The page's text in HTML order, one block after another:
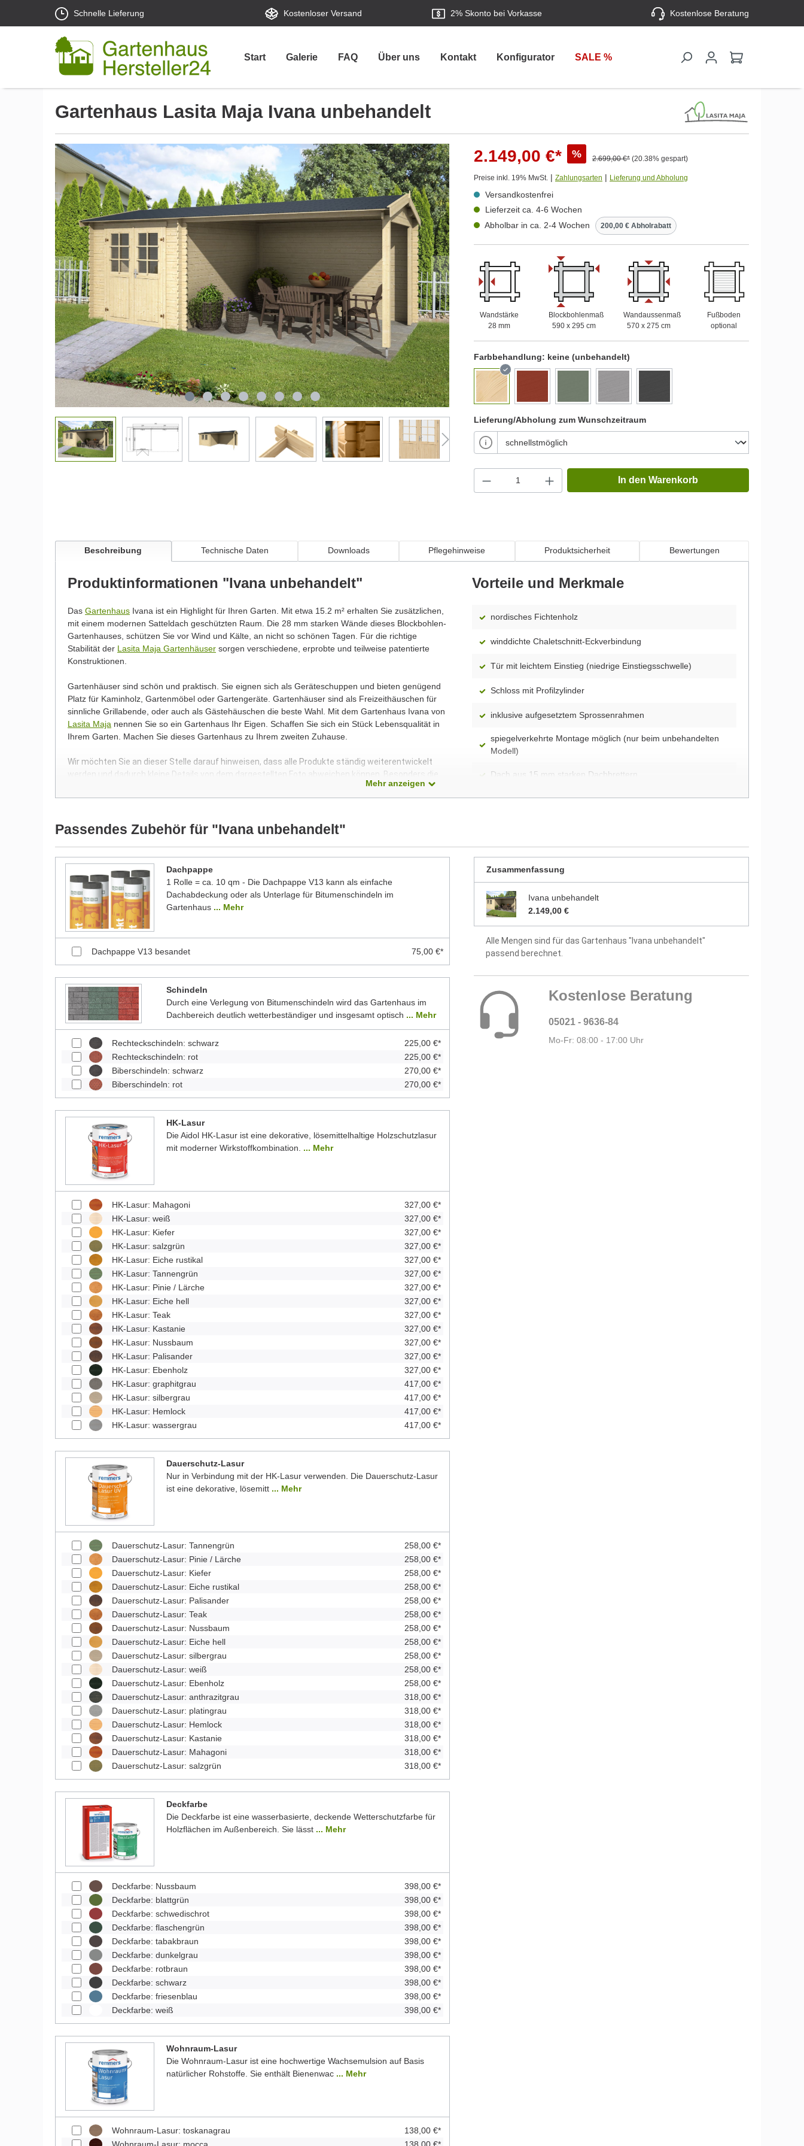
Schnelle Lieferung Kostenloser Versand 2% Skonto bei Vorkasse Kostenlose Beratung
Start Galerie FAQ Über uns Kontakt Konfigurator SALE %
Gartenhaus Lasita Maja Ivana unbehandelt
2.149,00 €* % 2.699,00 €* (20.38% gespart)
Preise inkl. 19% MwSt. | Zahlungsarten | Lieferung und Abholung
Versandkostenfrei
Lieferzeit ca. 4-6 Wochen
Abholbar in ca. 2-4 Wochen
200,00 € Abholrabatt
Wandstärke
28 mm
Blockbohlenmaß
590 x 295 cm
Wandaussenmaß
570 x 275 cm
Fußboden
optional
Farbbehandlung: keine (unbehandelt)
Lieferung/Abholung zum Wunschzeitraum
In den Warenkorb
Beschreibung Technische Daten Downloads Pflegehinweise Produktsicherheit Bewertungen
Produktinformationen "Ivana unbehandelt"
Das Gartenhaus Ivana ist ein Highlight für Ihren Garten. Mit etwa 15.2 m² erhalten Sie zusätzlichen,
mit einem modernen Satteldach geschützten Raum. Die 28 mm starken Wände dieses Blockbohlen-
Gartenhauses, schützen Sie vor Wind und Kälte, an nicht so schönen Tagen. Für die richtige
Stabilität der Lasita Maja Gartenhäuser sorgen verschiedene, erprobte und teilweise patentierte
Konstruktionen.
Gartenhäuser sind schön und praktisch. Sie eignen sich als Geräteschuppen und bieten genügend
Platz für Kaminholz, Gartenmöbel oder Gartengeräte. Gartenhäuser sind als Freizeithäuschen für
sinnliche Grillabende, oder auch als Gästehäuschen die beste Wahl. Mit dem Gartenhaus Ivana von
Lasita Maja nennen Sie so ein Gartenhaus Ihr Eigen. Schaffen Sie sich ein Stück Lebensqualität in
Ihrem Garten. Machen Sie dieses Gartenhaus zu Ihrem zweiten Zuhause.
Wir möchten Sie an dieser Stelle darauf hinweisen, dass alle Produkte ständig weiterentwickelt
werden und dadurch kleine Details von dem dargestellten Foto abweichen können. Besonders die
Bilder unserer Kunden stellen teilweise modifizierte Modelle dar. Alle Maße sind Circa-Angaben.
Vorteile und Merkmale
nordisches Fichtenholz
winddichte Chaletschnitt-Eckverbindung
Tür mit leichtem Einstieg (niedrige Einstiegsschwelle)
Schloss mit Profilzylinder
inklusive aufgesetztem Sprossenrahmen
spiegelverkehrte Montage möglich (nur beim unbehandelten
Modell)
Dach aus 15 mm starken Dachbrettern
Fußboden optional
2 Jahre Herstellergarantie
Mehr anzeigen
Passendes Zubehör für "Ivana unbehandelt"
Dachpappe
1 Rolle = ca. 10 qm - Die Dachpappe V13 kann als einfache
Dachabdeckung oder als Unterlage für Bitumenschindeln im
Gartenhaus ... Mehr
Dachpappe V13 besandet 75,00 €*
Schindeln
Durch eine Verlegung von Bitumenschindeln wird das Gartenhaus im
Dachbereich deutlich wetterbeständiger und insgesamt optisch ... Mehr
Rechteckschindeln: schwarz
225,00 €*
Rechteckschindeln: rot
225,00 €*
Biberschindeln: schwarz
270,00 €*
Biberschindeln: rot
270,00 €*
HK-Lasur
Die Aidol HK-Lasur ist eine dekorative, lösemittelhaltige Holzschutzlasur
mit moderner Wirkstoffkombination. ... Mehr
HK-Lasur: Mahagoni
327,00 €*
HK-Lasur: weiß
327,00 €*
HK-Lasur: Kiefer
327,00 €*
HK-Lasur: salzgrün
327,00 €*
HK-Lasur: Eiche rustikal
327,00 €*
HK-Lasur: Tannengrün
327,00 €*
HK-Lasur: Pinie / Lärche
327,00 €*
HK-Lasur: Eiche hell
327,00 €*
HK-Lasur: Teak
327,00 €*
HK-Lasur: Kastanie
327,00 €*
HK-Lasur: Nussbaum
327,00 €*
HK-Lasur: Palisander
327,00 €*
HK-Lasur: Ebenholz
327,00 €*
HK-Lasur: graphitgrau
417,00 €*
HK-Lasur: silbergrau
417,00 €*
HK-Lasur: Hemlock
417,00 €*
HK-Lasur: wassergrau
417,00 €*
Dauerschutz-Lasur
Nur in Verbindung mit der HK-Lasur verwenden. Die Dauerschutz-Lasur
ist eine dekorative, lösemitt ... Mehr
Dauerschutz-Lasur: Tannengrün
258,00 €*
Dauerschutz-Lasur: Pinie / Lärche
258,00 €*
Dauerschutz-Lasur: Kiefer
258,00 €*
Dauerschutz-Lasur: Eiche rustikal
258,00 €*
Dauerschutz-Lasur: Palisander
258,00 €*
Dauerschutz-Lasur: Teak
258,00 €*
Dauerschutz-Lasur: Nussbaum
258,00 €*
Dauerschutz-Lasur: Eiche hell
258,00 €*
Dauerschutz-Lasur: silbergrau
258,00 €*
Dauerschutz-Lasur: weiß
258,00 €*
Dauerschutz-Lasur: Ebenholz
258,00 €*
Dauerschutz-Lasur: anthrazitgrau
318,00 €*
Dauerschutz-Lasur: platingrau
318,00 €*
Dauerschutz-Lasur: Hemlock
318,00 €*
Dauerschutz-Lasur: Kastanie
318,00 €*
Dauerschutz-Lasur: Mahagoni
318,00 €*
Dauerschutz-Lasur: salzgrün
318,00 €*
Deckfarbe
Die Deckfarbe ist eine wasserbasierte, deckende Wetterschutzfarbe für
Holzflächen im Außenbereich. Sie lässt ... Mehr
Deckfarbe: Nussbaum
398,00 €*
Deckfarbe: blattgrün
398,00 €*
Deckfarbe: schwedischrot
398,00 €*
Deckfarbe: flaschengrün
398,00 €*
Deckfarbe: tabakbraun
398,00 €*
Deckfarbe: dunkelgrau
398,00 €*
Deckfarbe: rotbraun
398,00 €*
Deckfarbe: schwarz
398,00 €*
Deckfarbe: friesenblau
398,00 €*
Deckfarbe: weiß
398,00 €*
Wohnraum-Lasur
Die Wohnraum-Lasur ist eine hochwertige Wachsemulsion auf Basis
natürlicher Rohstoffe. Sie enthält Bienenwac ... Mehr
Wohnraum-Lasur: toskanagrau
138,00 €*
Wohnraum-Lasur: mocca
138,00 €*
Zusammenfassung
Ivana unbehandelt
2.149,00 €
Alle Mengen sind für das Gartenhaus "Ivana unbehandelt"
passend berechnet.
Kostenlose Beratung
05021 - 9636-84
Mo-Fr: 08:00 - 17:00 Uhr